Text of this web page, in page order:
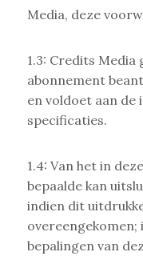
Media, deze
1.3: Credits
abonnement
en voldoet aan de
specificaties.
1.4: Van het in
bepaalde kan
indien dit
overeengekomen;
bepalingen van